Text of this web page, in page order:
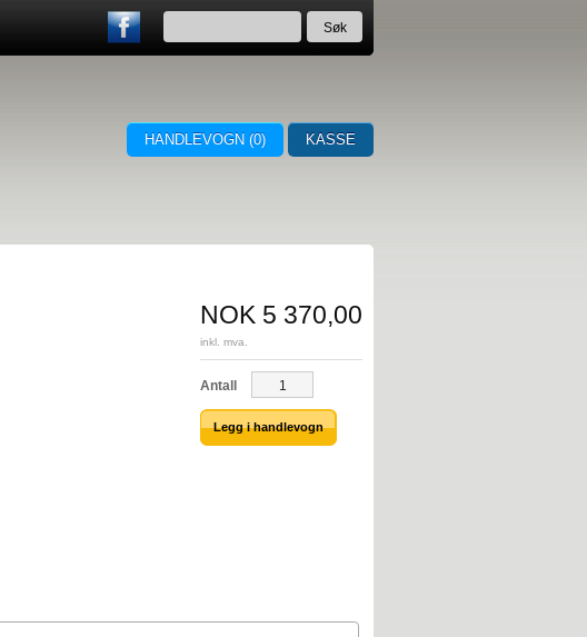
HANDLEVOGN (0) KASSE
NOK 5 370,00
inkl. mva.
Antall